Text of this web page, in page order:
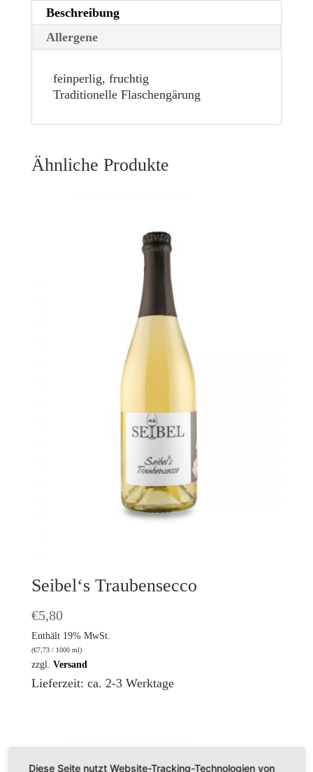
Beschreibung
Allergene
feinperlig, fruchtig
Traditionelle Flaschengärung
Ähnliche Produkte
Seibel‘s Traubensecco
€5,80
Enthält 19% MwSt.
(€7,73/ 1000 ml)
zzgl. Versand
Lieferzeit: ca. 2-3 Werktage
Diese Seite nutzt Website-Tracking-Technologien von